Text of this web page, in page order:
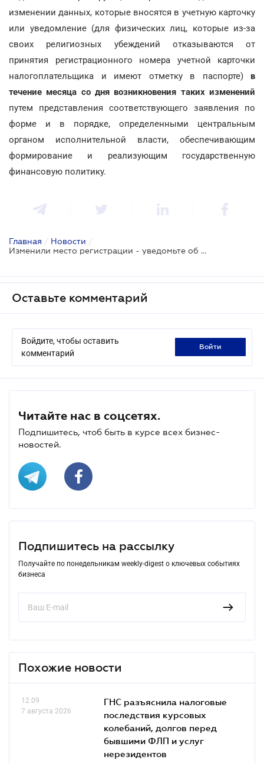
изменении данных, которые вносятся в учетную карточку
или уведомление (для физических лиц, которые из-за
своих религиозных убеждений отказываются от
принятия регистрационного номера учетной карточки
налогоплательщика и имеют отметку в паспорте)в
течение месяца со дня возникновения таких изменений
путем представления соответствующего заявления по
форме и в порядке, определенными центральным
органом исполнительной власти, обеспечивающим
формирование и реализующим государственную
финансовую политику.
Главная / Новости /
Изменили место регистрации - уведомьте об этом налоговиков в течение 30 дней
Оставьте комментарий
Войдите, чтобы оставить
комментарий
войти
Читайте нас в соцсетях.
Подпишитесь, чтоб быть в курсе всех бизнес-
новостей.
Подпишитесь на рассылку
Получайте по понедельникам weekly-digest о ключевых событиях
бизнеса
Похожие новости
12.09
7 августа 2026
ГНС разъяснила налоговые
последствия курсовых
колебаний, долгов перед
бывшими ФЛП и услуг
нерезидентов